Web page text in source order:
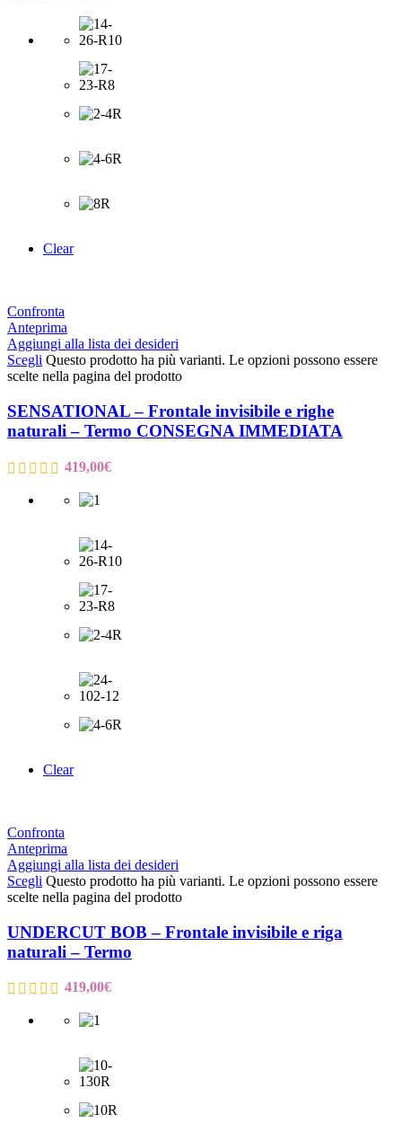
Clear
Confronta
Anteprima
Aggiungi alla lista dei desideri
Scegli Questo prodotto ha più varianti. Le opzioni possono essere
scelte nella pagina del prodotto
SENSATIONAL – Frontale invisibile e righe
naturali – Termo CONSEGNA IMMEDIATA
419,00€
Clear
Confronta
Anteprima
Aggiungi alla lista dei desideri
Scegli Questo prodotto ha più varianti. Le opzioni possono essere
scelte nella pagina del prodotto
UNDERCUT BOB – Frontale invisibile e riga
naturali – Termo
419,00€